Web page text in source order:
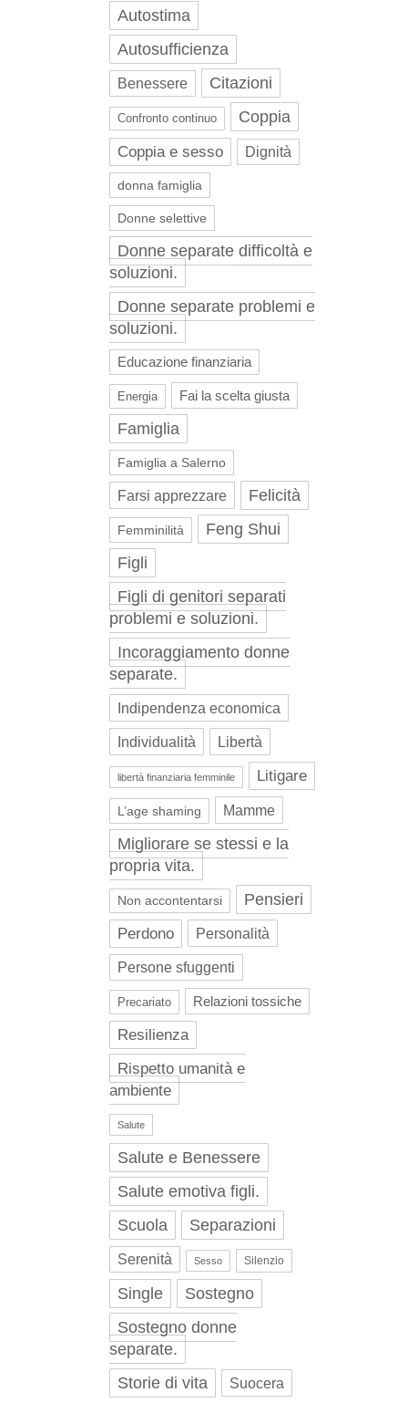
Autostima
Autosufficienza
Benessere Citazioni
Confronto continuo Coppia
Coppia e sesso Dignità
donna famiglia
Donne selettive
Donne separate difficoltà e
soluzioni.
Donne separate problemi e
soluzioni.
Educazione finanziaria
Energia Fai la scelta giusta
Famiglia
Famiglia a Salerno
Farsi apprezzare Felicità
Femminilità
Feng Shui
Figli
Figli di genitori separati
problemi e soluzioni.
Incoraggiamento donne
separate.
Indipendenza economica
Individualità Libertà
libertà finanziaria femminile Litigare
L’age shaming Mamme
Migliorare se stessi e la
propria vita.
Non accontentarsi Pensieri
Perdono Personalità
Persone sfuggenti
Precariato Relazioni tossiche
Resilienza
Rispetto umanità e
ambiente
Salute
Salute e Benessere
Salute emotiva figli.
Scuola
Separazioni
Serenità Sesso Silenzio
Single
Sostegno
Sostegno donne
separate.
Storie di vita
Suocera